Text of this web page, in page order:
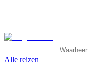
Alle reizen